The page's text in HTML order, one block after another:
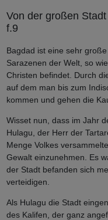
Von der großen
f.9
Bagdad ist eine sehr
Sarazenen der Welt, so
Christen befindet. Durch
auf dem man bis zum
kommen und gehen die
Wisset nun, dass im Jahr
Hulagu, der Herr der
Menge Volkes
Gewalt einzunehmen. Es
der Stadt befanden sich
verteidigen.
Als Hulagu die Stadt
des Kalifen, der ganz